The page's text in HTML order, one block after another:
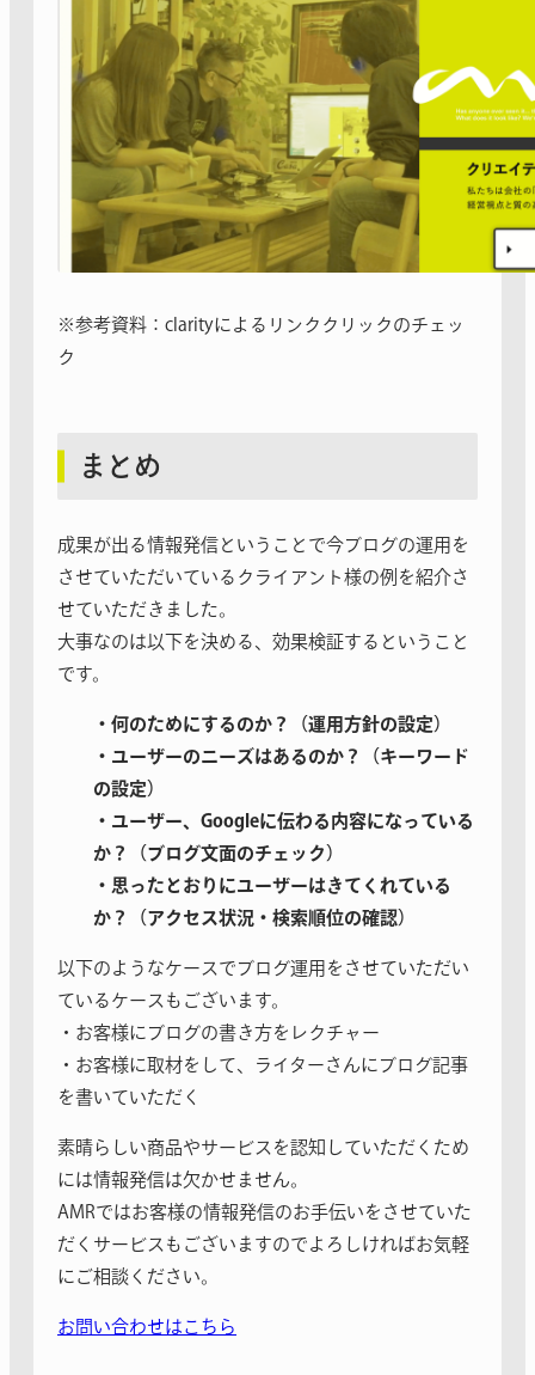
※参考資料：clarityによるリンククリックのチェッ
ク
まとめ
成果が出る情報発信ということで今ブログの運用を
させていただいているクライアント様の例を紹介さ
せていただきました。
大事なのは以下を決める、効果検証するということ
です。
・何のためにするのか？（運用方針の設定）
・ユーザーのニーズはあるのか？（キーワード
の設定）
・ユーザー、Googleに伝わる内容になっている
か？（ブログ文面のチェック）
・思ったとおりにユーザーはきてくれている
か？（アクセス状況・検索順位の確認）
以下のようなケースでブログ運用をさせていただい
ているケースもございます。
・お客様にブログの書き方をレクチャー
・お客様に取材をして、ライターさんにブログ記事
を書いていただく
素晴らしい商品やサービスを認知していただくため
には情報発信は欠かせません。
AMRではお客様の情報発信のお手伝いをさせていた
だくサービスもございますのでよろしければお気軽
にご相談ください。
お問い合わせはこちら